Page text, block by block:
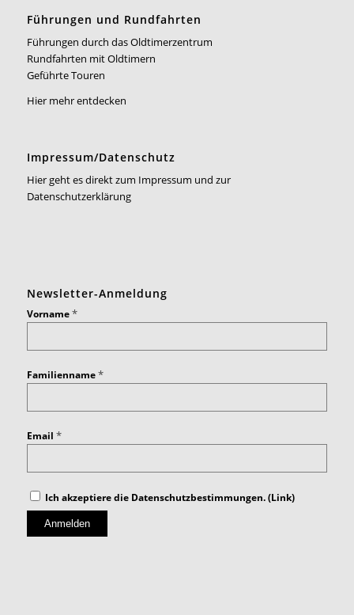
Führungen und Rundfahrten
Führungen durch das Oldtimerzentrum
Rundfahrten mit Oldtimern
Geführte Touren
Hier mehr entdecken
Impressum/Datenschutz
Hier geht es direkt zum Impressum und zur
Datenschutzerklärung
Newsletter-Anmeldung
Vorname*
Familienname*
Email *
Ich akzeptiere die Datenschutzbestimmungen. (Link)